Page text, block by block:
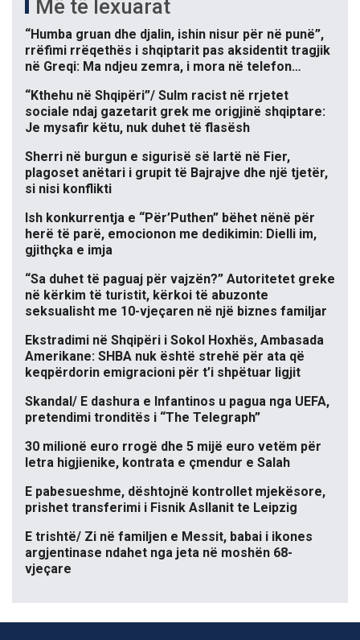
Më të lexuarat
“Humba gruan dhe djalin, ishin nisur për në punë”,
rrëfimi rrëqethës i shqiptarit pas aksidentit tragjik
në Greqi: Ma ndjeu zemra, i mora në telefon…
“Kthehu në Shqipëri”/ Sulm racist në rrjetet
sociale ndaj gazetarit grek me origjinë shqiptare:
Je mysafir këtu, nuk duhet të flasësh
Sherri në burgun e sigurisë së lartë në Fier,
plagoset anëtari i grupit të Bajrajve dhe një tjetër,
si nisi konflikti
Ish konkurrentja e “Për’Puthen” bëhet nënë për
herë të parë, emocionon me dedikimin: Dielli im,
gjithçka e imja
“Sa duhet të paguaj për vajzën?” Autoritetet greke
në kërkim të turistit, kërkoi të abuzonte
seksualisht me 10-vjeçaren në një biznes familjar
Ekstradimi në Shqipëri i Sokol Hoxhës, Ambasada
Amerikane: SHBA nuk është strehë për ata që
keqpërdorin emigracioni për t’i shpëtuar ligjit
Skandal/ E dashura e Infantinos u pagua nga UEFA,
pretendimi tronditës i “The Telegraph”
30 milionë euro rrogë dhe 5 mijë euro vetëm për
letra higjienike, kontrata e çmendur e Salah
E pabesueshme, dështojnë kontrollet mjekësore,
prishet transferimi i Fisnik Asllanit te Leipzig
E trishtë/ Zi në familjen e Messit, babai i ikones
argjentinase ndahet nga jeta në moshën 68-
vjeçare